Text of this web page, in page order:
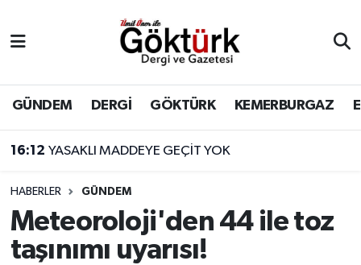
GÜNDEM DERGİ GÖKTÜRK KEMERBURGAZ
16:12 YASAKLI MADDEYE GEÇİT YOK
HABERLER GÜNDEM
Meteoroloji'den 44 ile toz
taşınımı uyarısı!
BİLİM
DERGİ
DÜNYA
EĞİTİM
Eyüpsultan Hava Durumu
Eyüpsultan Trafik Yoğunluk Haritası
Süper Lig Puan Durumu ve Fikstür
Tüm Manşetler
Son Dakika Haberleri